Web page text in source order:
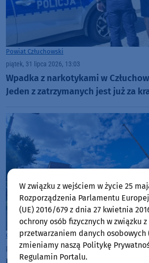
Powiat Człuchowski
piątek, 31 lipca 2026, 13:03
Wpadka z narkotykami w
Jeden z zatrzymanych jest już za
Człuchów
piątek, 31 lipca 2026, 07:33
W związku z wejściem w życie 25
Rozporządzenia Parlamentu
(UE) 2016/679 z dnia 27 kwietnia
ochrony osób fizycznych w związku z
przetwarzaniem danych osobowych
zmieniamy naszą Politykę
Regulamin Portalu.